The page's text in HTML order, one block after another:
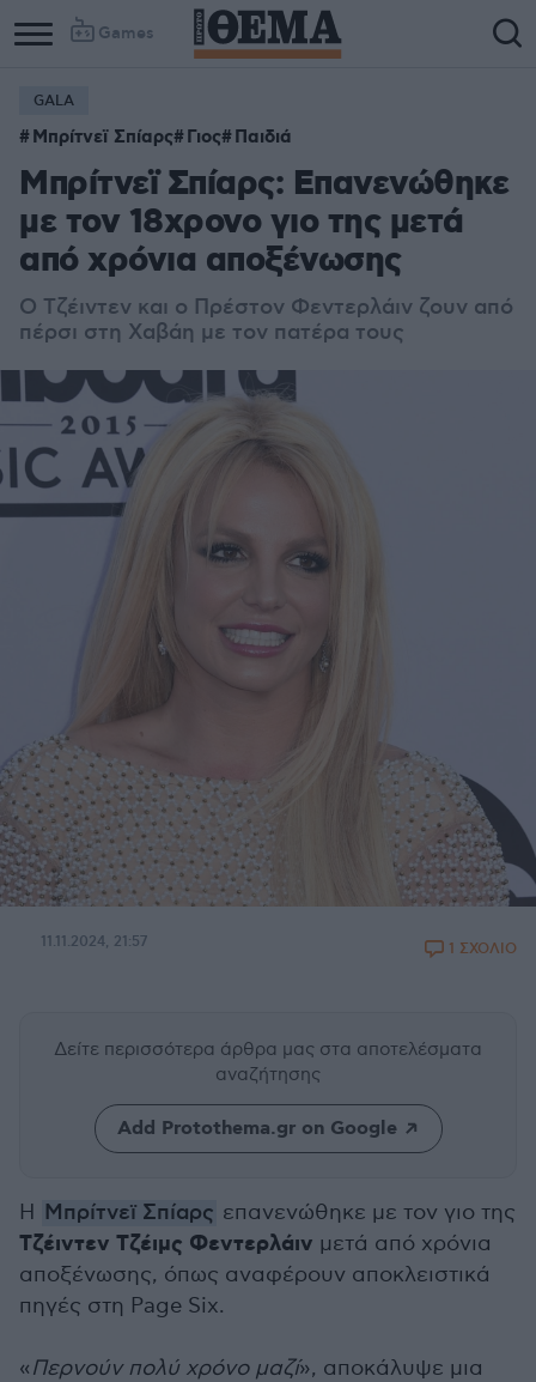
Games
Column
1
Column
2
GALA
Μπρίτνεϊ Σπίαρς Γιος Παιδιά
Μπρίτνεϊ Σπίαρς: Επανενώθηκε
με τον 18χρονο γιο της μετά
από χρόνια αποξένωσης
Ο Τζέιντεν και ο Πρέστον Φεντερλάιν ζουν από
πέρσι στη Χαβάη με τον πατέρα τους
11.11.2024, 21:57 1 ΣΧΟΛΙΟ
Δείτε περισσότερα άρθρα μας στα αποτελέσματα
αναζήτησης
Add Protothema.gr on Google
Η Μπρίτνεϊ Σπίαρς επανενώθηκε με τον γιο της
Τζέιντεν Τζέιμς Φεντερλάιν μετά από χρόνια
αποξένωσης, όπως αναφέρουν αποκλειστικά
πηγές στη Page Six.
«Περνούν πολύ χρόνο μαζί», αποκάλυψε μια